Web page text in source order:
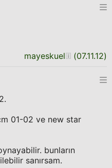
mayeskuel (07.11.12)
01-02 ve new star
bunların
sanırsam.